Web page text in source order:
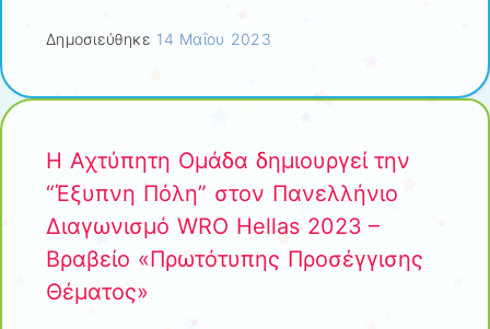
Δημοσιεύθηκε 14 Μαΐου 2023
Η Αχτύπητη Ομάδα δημιουργεί την
“Έξυπνη Πόλη” στον Πανελλήνιο
Διαγωνισμό WRO Hellas 2023 –
Βραβείο «Πρωτότυπης Προσέγγισης
Θέματος»